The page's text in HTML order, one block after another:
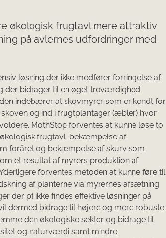
økologisk frugtavl mere attraktiv
på avlernes udfordringer med
løsning der ikke medfører forringelse af
der bidrager til en øget troværdighed
indebærer at skovmyrer som er kendt for
og ind i frugtplantager (æbler) hvor
MothStop forventes at kunne løse to
frugtavl  bekæmpelse af
foråret og bekæmpelse af skurv som
et resultat af myrers produktion af
forventes metoden at kunne føre til
af planterne via myrernes afsætning
der pt ikke findes effektive løsninger på
dermed bidrage til højere og mere robuste
den økologiske sektor og bidrage til
og naturværdi samt mindre